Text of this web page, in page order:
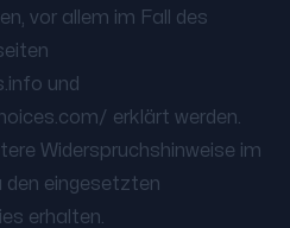
vor allem im Fall des
und
erklärt werden.
Widerspruchshinweise im
den eingesetzten
erhalten.